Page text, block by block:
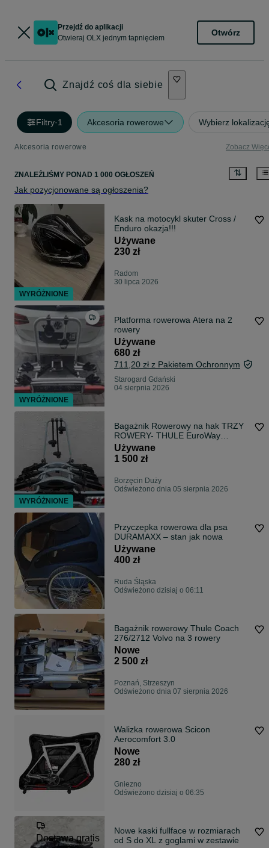
Przejdź do aplikacji
Otwieraj OLX jednym tapnięciem
Otwórz
Znajdź coś dla siebie
Filtry·1 Akcesoria rowerowe Wybierz
Akcesoria rowerowe Zobacz
ZNALEŹLIŚMY PONAD 1 000 OGŁOSZEŃ
Jak pozycjonowane są ogłoszenia?
Kask na motocykl skuter Cross /
Enduro okazja!!!
Używane
230 zł
Radom
30 lipca 2026
Platforma rowerowa Atera na 2
rowery
Używane
680 zł
711,20 zł z Pakietem Ochronnym
Starogard Gdański
04 sierpnia 2026
Bagażnik Rowerowy na hak TRZY
ROWERY- THULE EuroWay
944/946 ODCHYLANY
Używane
1 500 zł
Borzęcin Duży
Odświeżono dnia 05 sierpnia 2026
Przyczepka rowerowa dla psa
DURAMAXX – stan jak nowa
Używane
400 zł
Ruda Śląska
Odświeżono dzisiaj o 06:11
Bagażnik rowerowy Thule Coach
276/2712 Volvo na 3 rowery
Nowe
2 500 zł
Poznań, Strzeszyn
Odświeżono dnia 07 sierpnia 2026
Walizka rowerowa Scicon
Aerocomfort 3.0
Nowe
280 zł
Gniezno
Odświeżono dzisiaj o 06:35
Dostawa gratis
Nowe kaski fullface w rozmiarach
od S do XL z goglami w zestawie
WYRÓŻNIONE
WYRÓŻNIONE
WYRÓŻNIONE